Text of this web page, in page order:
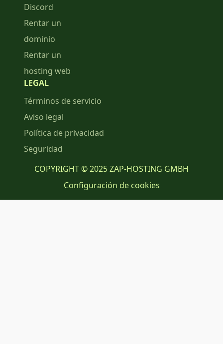
Discord
Rentar un
dominio
Rentar un
hosting web
LEGAL
Términos de servicio
Aviso legal
Política de privacidad
Seguridad
COPYRIGHT © 2025 ZAP-HOSTING GMBH
Configuración de cookies